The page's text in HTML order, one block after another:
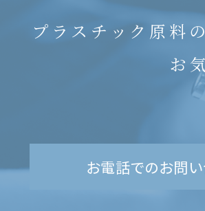
プラスチック原料
お
お電話でのお問